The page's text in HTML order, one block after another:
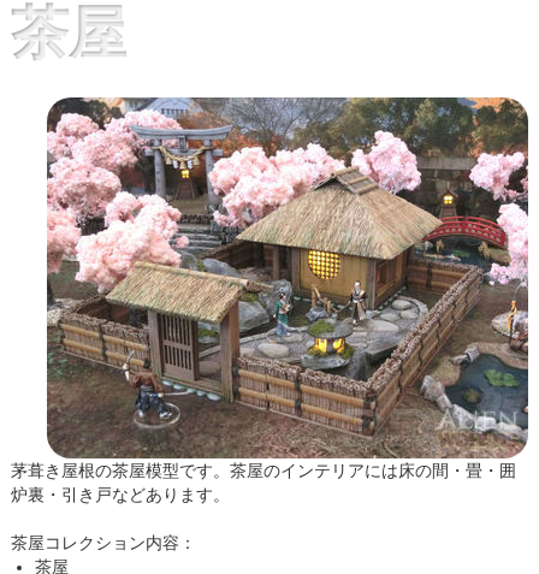
茶屋
茅葺き屋根の茶屋模型です。茶屋のインテリアには床の間・畳・囲
炉裏・引き戸などあります。
茶屋コレクション内容：
茶屋